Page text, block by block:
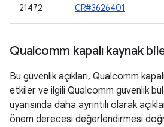
21472
CR#3626401
Qualcomm kapalı kaynak
Bu güvenlik açıkları, Qualcomm
etkiler ve ilgili Qualcomm güvenlik
uyarısında daha ayrıntılı olarak
önem derecesi değerlendirmesi